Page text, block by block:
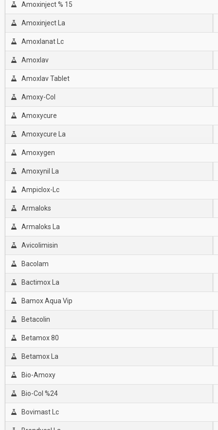
Amoxinject % 15
Amoxinject La
Amoxlanat Lc
Amoxlav
Amoxlav Tablet
Amoxy-Col
Amoxycure
Amoxycure La
Amoxygen
Amoxynil La
Ampiclox-Lc
Armaloks
Armaloks La
Avicolimisin
Bacolam
Bactimox La
Bamox Aqua Vip
Betacolin
Betamox 80
Betamox La
Bio-Amoxy
Bio-Col %24
Bovimast Lc